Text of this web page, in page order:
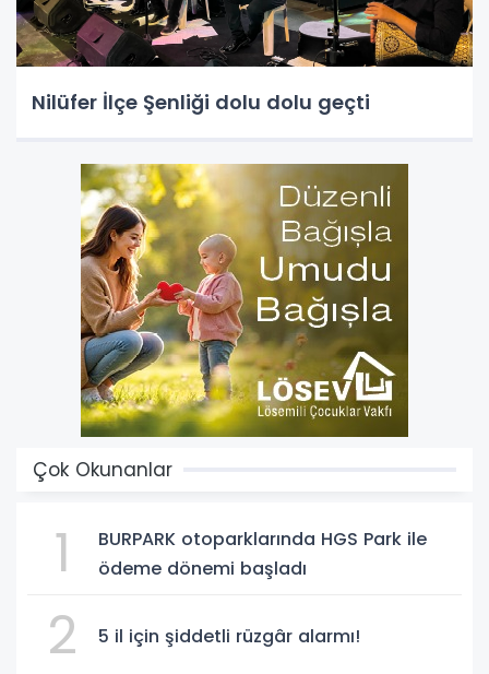
Nilüfer İlçe Şenliği dolu dolu geçti
Çok Okunanlar
1
BURPARK otoparklarında HGS Park ile
ödeme dönemi başladı
2 5 il için şiddetli rüzgâr alarmı!